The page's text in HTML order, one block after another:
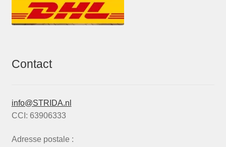
Contact
info@STRIDA.nl
CCI: 63906333
Adresse postale :